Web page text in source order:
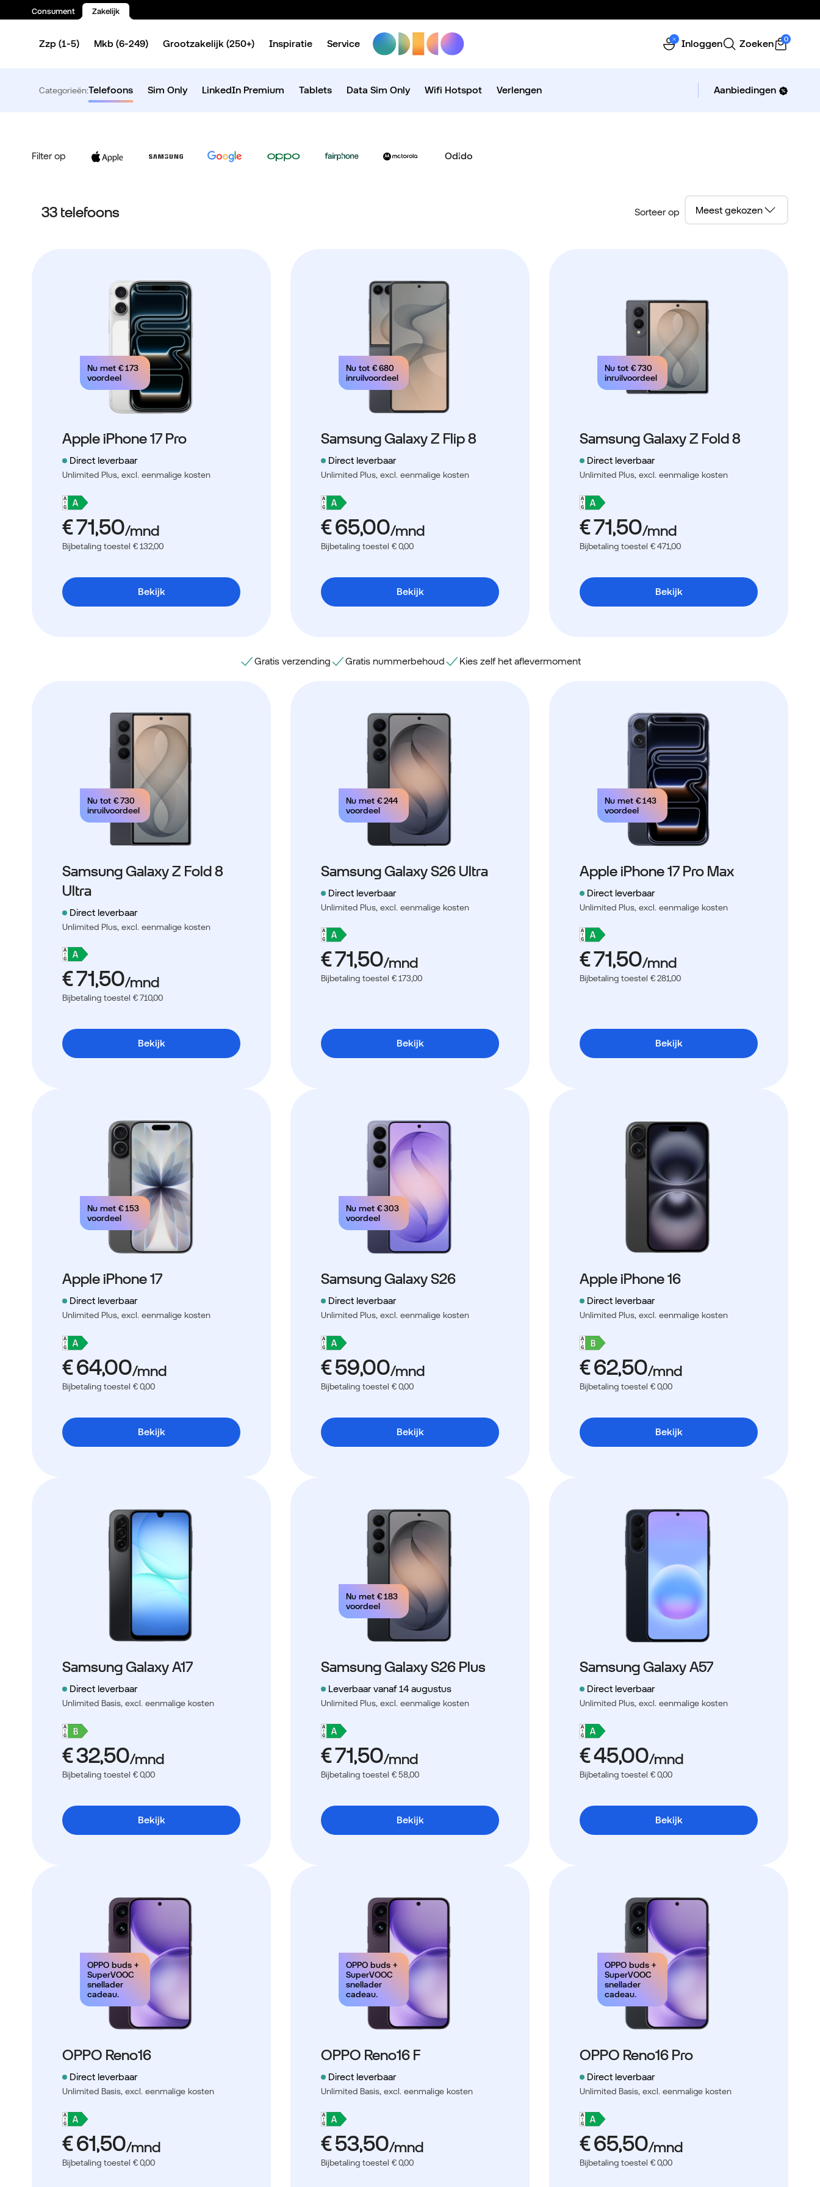
Consument Zakelijk
Zzp (1-5) Mkb (6-249) Grootzakelijk (250+) Inspiratie Service Inloggen Zoeken 0
Categorieën:Telefoons Sim Only LinkedIn Premium Tablets Data Sim Only Wifi Hotspot Verlengen Aanbiedingen
Filter op Odido
33 telefoons Sorteer op
Nu met € 173
voordeel
Apple iPhone 17 Pro
Direct leverbaar
Unlimited Plus, excl. eenmalige kosten
Bijbetaling toestel € 132,00
Bekijk
Nu tot € 680
inruilvoordeel
Samsung Galaxy Z Flip 8
Direct leverbaar
Unlimited Plus, excl. eenmalige kosten
Bijbetaling toestel € 0,00
Bekijk
Nu tot € 730
inruilvoordeel
Samsung Galaxy Z Fold 8
Direct leverbaar
Unlimited Plus, excl. eenmalige kosten
Bijbetaling toestel € 471,00
Bekijk
Gratis verzending Gratis nummerbehoud Kies zelf het aflevermoment
Nu tot € 730
inruilvoordeel
Samsung Galaxy Z Fold 8
Ultra
Direct leverbaar
Unlimited Plus, excl. eenmalige kosten
Bijbetaling toestel € 710,00
Bekijk
Nu met € 244
voordeel
Samsung Galaxy S26 Ultra
Direct leverbaar
Unlimited Plus, excl. eenmalige kosten
Bijbetaling toestel € 173,00
Bekijk
Nu met € 143
voordeel
Apple iPhone 17 Pro Max
Direct leverbaar
Unlimited Plus, excl. eenmalige kosten
Bijbetaling toestel € 281,00
Bekijk
Nu met € 153
voordeel
Apple iPhone 17
Direct leverbaar
Unlimited Plus, excl. eenmalige kosten
Bijbetaling toestel € 0,00
Bekijk
Nu met € 303
voordeel
Samsung Galaxy S26
Direct leverbaar
Unlimited Plus, excl. eenmalige kosten
Bijbetaling toestel € 0,00
Bekijk
Apple iPhone 16
Direct leverbaar
Unlimited Plus, excl. eenmalige kosten
Bijbetaling toestel € 0,00
Bekijk
Samsung Galaxy A17
Direct leverbaar
Unlimited Basis, excl. eenmalige kosten
Bijbetaling toestel € 0,00
Bekijk
Nu met € 183
voordeel
Samsung Galaxy S26 Plus
Leverbaar vanaf 14 augustus
Unlimited Plus, excl. eenmalige kosten
Bijbetaling toestel € 58,00
Bekijk
Samsung Galaxy A57
Direct leverbaar
Unlimited Plus, excl. eenmalige kosten
Bijbetaling toestel € 0,00
Bekijk
OPPO buds +
SuperVOOC
snellader
cadeau.
OPPO Reno16
Direct leverbaar
Unlimited Basis, excl. eenmalige kosten
Bijbetaling toestel € 0,00
OPPO buds +
SuperVOOC
snellader
cadeau.
OPPO Reno16 F
Direct leverbaar
Unlimited Basis, excl. eenmalige kosten
Bijbetaling toestel € 0,00
OPPO buds +
SuperVOOC
snellader
cadeau.
OPPO Reno16 Pro
Direct leverbaar
Unlimited Basis, excl. eenmalige kosten
Bijbetaling toestel € 0,00